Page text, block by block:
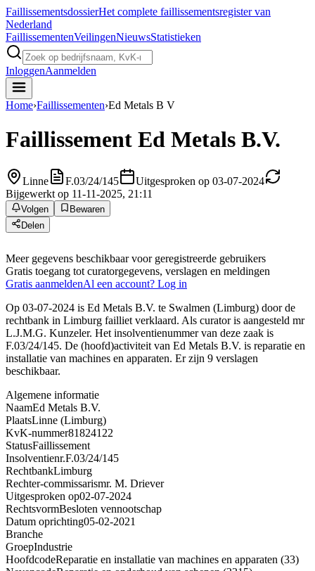
FaillissementsdossierHet complete faillissementsregister van
Nederland
FaillissementenVeilingenNieuwsStatistieken
InloggenAanmelden
Home›Faillissementen›Ed Metals B V
Faillissement Ed Metals B.V.
Linne F.03/24/145
Uitgesproken op 03-07-2024
Bijgewerkt op 11-11-2025, 21:11
Volgen
Bewaren
Delen
Meer gegevens beschikbaar voor geregistreerde gebruikers
Gratis toegang tot curatorgegevens, verslagen en meldingen
Gratis aanmeldenAl een account? Log in
Op 03-07-2024 is Ed Metals B.V. te Swalmen (Limburg) door de
rechtbank in Limburg failliet verklaard. Als curator is aangesteld mr
L.J.M.G. Kunzeler. Het insolventienummer van deze zaak is
F.03/24/145. De (hoofd)activiteit van Ed Metals B.V. is reparatie en
installatie van machines en apparaten. Er zijn 9 verslagen
beschikbaar.
Algemene informatie
NaamEd Metals B.V.
PlaatsLinne (Limburg)
KvK-nummer81824122
StatusFaillissement
Insolventienr.F.03/24/145
RechtbankLimburg
Rechter-commissarismr. M. Driever
Uitgesproken op02-07-2024
RechtsvormBesloten vennootschap
Datum oprichting05-02-2021
Branche
GroepIndustrie
HoofdcodeReparatie en installatie van machines en apparaten (33)